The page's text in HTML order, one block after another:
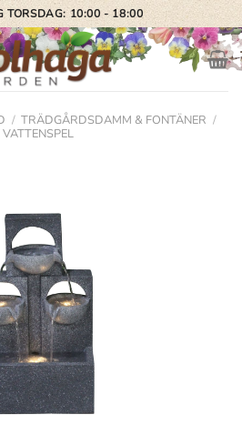
TORSDAG: 10:00 - 18:00
/ TRÄDGÅRDSDAMM & FONTÄNER /
VATTENSPEL